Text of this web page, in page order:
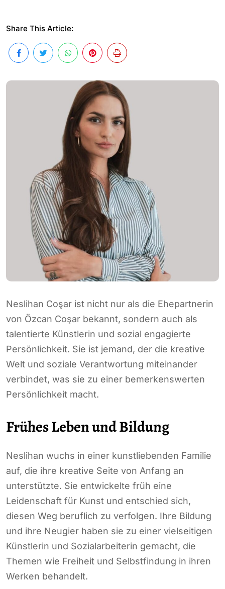
Share This Article:
Neslihan Coşar ist nicht nur als die Ehepartnerin
von Özcan Coşar bekannt, sondern auch als
talentierte Künstlerin und sozial engagierte
Persönlichkeit. Sie ist jemand, der die kreative
Welt und soziale Verantwortung miteinander
verbindet, was sie zu einer bemerkenswerten
Persönlichkeit macht.
Frühes Leben und Bildung
Neslihan wuchs in einer kunstliebenden Familie
auf, die ihre kreative Seite von Anfang an
unterstützte. Sie entwickelte früh eine
Leidenschaft für Kunst und entschied sich,
diesen Weg beruflich zu verfolgen. Ihre Bildung
und ihre Neugier haben sie zu einer vielseitigen
Künstlerin und Sozialarbeiterin gemacht, die
Themen wie Freiheit und Selbstfindung in ihren
Werken behandelt.